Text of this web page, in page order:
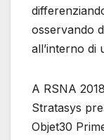
osservando
all’interno di
A RSNA
Stratasys
Objet30